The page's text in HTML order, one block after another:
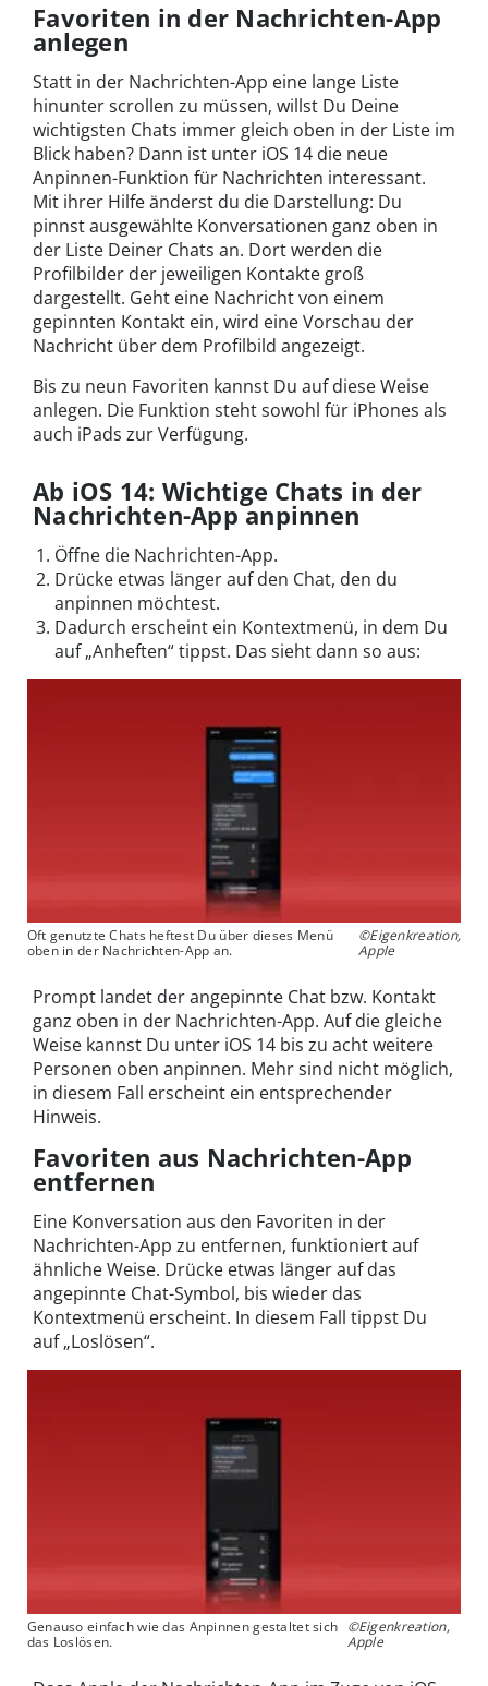
Favoriten in der Nachrichten-App
anlegen
Statt in der Nachrichten-App eine lange Liste
hinunter scrollen zu müssen, willst Du Deine
wichtigsten Chats immer gleich oben in der Liste im
Blick haben? Dann ist unter iOS 14 die neue
Anpinnen-Funktion für Nachrichten interessant.
Mit ihrer Hilfe änderst du die Darstellung: Du
pinnst ausgewählte Konversationen ganz oben in
der Liste Deiner Chats an. Dort werden die
Profilbilder der jeweiligen Kontakte groß
dargestellt. Geht eine Nachricht von einem
gepinnten Kontakt ein, wird eine Vorschau der
Nachricht über dem Profilbild angezeigt.
Bis zu neun Favoriten kannst Du auf diese Weise
anlegen. Die Funktion steht sowohl für iPhones als
auch iPads zur Verfügung.
Ab iOS 14: Wichtige Chats in der
Nachrichten-App anpinnen
Öffne die Nachrichten-App.
Drücke etwas länger auf den Chat, den du
anpinnen möchtest.
Dadurch erscheint ein Kontextmenü, in dem Du
auf „Anheften“ tippst. Das sieht dann so aus:
Oft genutzte Chats heftest Du über dieses Menü
oben in der Nachrichten-App an.
©Eigenkreation,
Apple
Prompt landet der angepinnte Chat bzw. Kontakt
ganz oben in der Nachrichten-App. Auf die gleiche
Weise kannst Du unter iOS 14 bis zu acht weitere
Personen oben anpinnen. Mehr sind nicht möglich,
in diesem Fall erscheint ein entsprechender
Hinweis.
Favoriten aus Nachrichten-App
entfernen
Eine Konversation aus den Favoriten in der
Nachrichten-App zu entfernen, funktioniert auf
ähnliche Weise. Drücke etwas länger auf das
angepinnte Chat-Symbol, bis wieder das
Kontextmenü erscheint. In diesem Fall tippst Du
auf „Loslösen“.
Genauso einfach wie das Anpinnen gestaltet sich
das Loslösen.
©Eigenkreation,
Apple